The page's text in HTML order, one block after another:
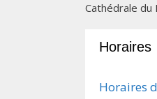
Cathédrale du
Horaires
Horaires